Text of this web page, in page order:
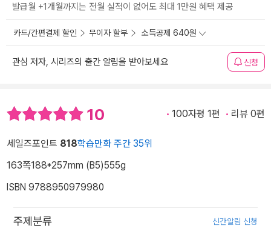
발급월 +1개월까지는 전월 실적이 없어도 최대 1만원 혜택 제공
카드/간편결제 할인 무이자 할부 소득공제 640원
관심 저자, 시리즈의 출간 알림을 받아보세요 신청
10 100자평 1편 리뷰 0편
세일즈포인트 818학습만화 주간 35위
163쪽188*257mm (B5)555g
ISBN 9788950979980
주제분류 신간알림 신청